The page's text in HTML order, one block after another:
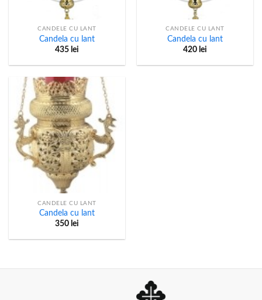
CANDELE CU LANT
Candela cu lant
435 lei
CANDELE CU LANT
Candela cu lant
420 lei
CANDELE CU LANT
Candela cu lant
350 lei